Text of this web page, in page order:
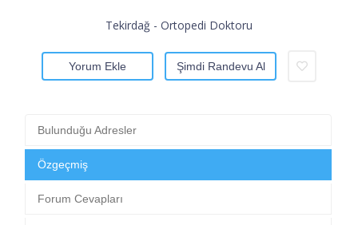
Tekirdağ - Ortopedi Doktoru
Yorum Ekle Şimdi Randevu Al
Bulunduğu Adresler
Özgeçmiş
Forum Cevapları